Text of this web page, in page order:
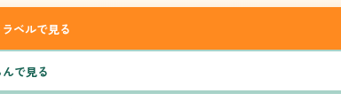
ベルで見る
んで見る